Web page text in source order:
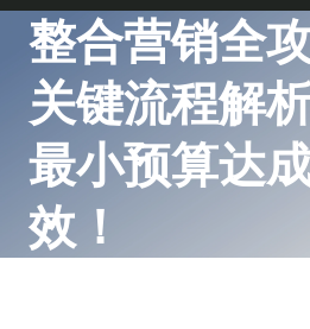
整合营销全
关键流程解
最小预算达
效！